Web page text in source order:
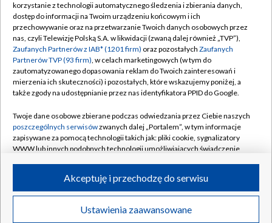
Transmisje Wideo
TVP
Abonament TVP
Sklep TVP
Biuro Reklamy
Oferta Handlowa
Emisja w TVP
Rada Programowa
Ogłoszenia przetargowe
Akademia Telewizyjna
Regulamin TVP
Polityka prywatności
Moje zgody
Biuro reklamy
Kanały
©2026 Telewizja Polska Spółka Akcyjna w likwidacji
korzystanie z technologii automatycznego śledzenia i zbierania danych,
dostęp do informacji na Twoim urządzeniu końcowym i ich
przechowywanie oraz na przetwarzanie Twoich danych osobowych przez
nas, czyli Telewizję Polską S.A. w likwidacji (zwaną dalej również „TVP”),
Zaufanych Partnerów z IAB* (1201 firm) oraz pozostałych Zaufanych
Partnerów TVP (93 firm), w celach marketingowych (w tym do
zautomatyzowanego dopasowania reklam do Twoich zainteresowań i
mierzenia ich skuteczności) i pozostałych, które wskazujemy poniżej, a
także zgody na udostępnianie przez nas identyfikatora PPID do Google.
Twoje dane osobowe zbierane podczas odwiedzania przez Ciebie naszych
poszczególnych serwisówzwanych dalej „Portalem”, w tym informacje
zapisywane za pomocą technologii takich jak: pliki cookie, sygnalizatory
WWW lub innych podobnych technologii umożliwiających świadczenie
ruchu w Internecie.
Twoje dane osobowe zbierane podczas odwiedzania przez Ciebie
poszczególnych serwisówna Portalu, takie jak adresy IP, identyfikatory
Ustawienia zaawansowane
Akceptuję i przechodzę do serwisu